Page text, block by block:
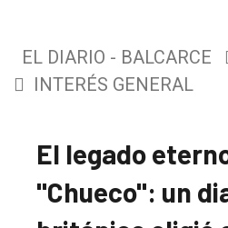
EL DIARIO - BALCARCE
INTERÉS GENERAL
El legado
"Chueco": un